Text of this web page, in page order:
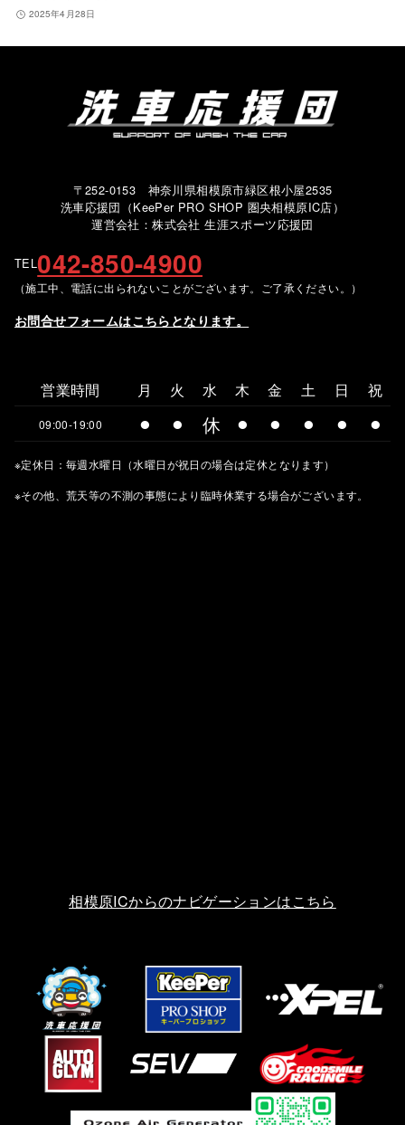
2025年4月28日
〒252-0153 神奈川県相模原市緑区根小屋2535
洗車応援団（KeePer PRO SHOP 圏央相模原IC店）
運営会社：株式会社 生涯スポーツ応援団
TEL042-850-4900
（施工中、電話に出られないことがございます。ご了承ください。）
お問合せフォームはこちらとなります。
営業時間 月 火 水 木 金 土 日 祝
09:00-19:00 ⚫︎ ⚫︎ 休 ⚫︎ ⚫︎ ⚫︎ ⚫︎ ⚫︎
※定休日：毎週水曜日（水曜日が祝日の場合は定休となります）
※その他、荒天等の不測の事態により臨時休業する場合がございます。
相模原ICからのナビゲーションはこちら